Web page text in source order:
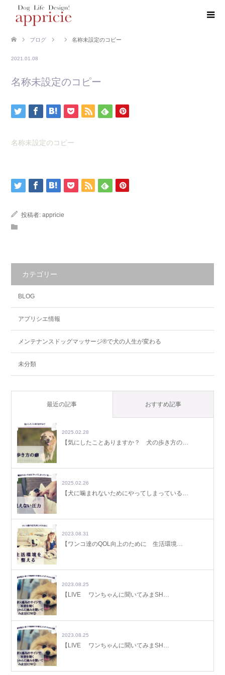
ブログ 名称未設定のコピー
2021.01.08
名称未設定のコピー
名称未設定のコピー
投稿者: appricie
カテゴリー
BLOG
アプリシエ情報
メンテナンスドッグマッサージ®で犬の人生が変わる
未分類
最近の記事 おすすめ記事
2025.02.28
【気にしたことありますか？ 犬の歩き方の…
2025.02.26
【犬に噛まれないためにやってしまっている…
2023.08.31
【ワンコ達のQOL向上のために 生活環境…
2023.08.25
【LIVE ワンちゃんに聞いてみまSH…
2023.08.25
【LIVE ワンちゃんに聞いてみまSH…